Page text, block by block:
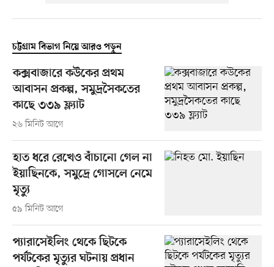
চট্টগ্রাম বিভাগ নিয়ে আরও পড়ুন
কক্সবাজারে কউকের প্রথম
আবাসন প্রকল্প, সমুদ্রসৈকতের
কাছে ৩৩৯ ফ্ল্যাট
২৬ মিনিট আগে
হাত ধরে রেখেও বাঁচানো গেল না
ইয়াছিনকে, সমুদ্রে গোসলে নেমে
মৃত্যু
৫৯ মিনিট আগে
প্যারাসেইলিং থেকে ছিটকে
পর্যটকের মৃত্যুর ঘটনায় প্রধান